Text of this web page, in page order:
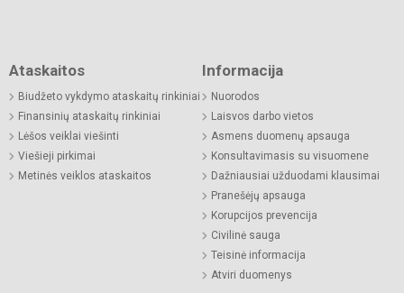
Ataskaitos
Biudžeto vykdymo ataskaitų rinkiniai
Finansinių ataskaitų rinkiniai
Lėšos veiklai viešinti
Viešieji pirkimai
Metinės veiklos ataskaitos
Informacija
Nuorodos
Laisvos darbo vietos
Asmens duomenų apsauga
Konsultavimasis su visuomene
Dažniausiai užduodami klausimai
Pranešėjų apsauga
Korupcijos prevencija
Civilinė sauga
Teisinė informacija
Atviri duomenys